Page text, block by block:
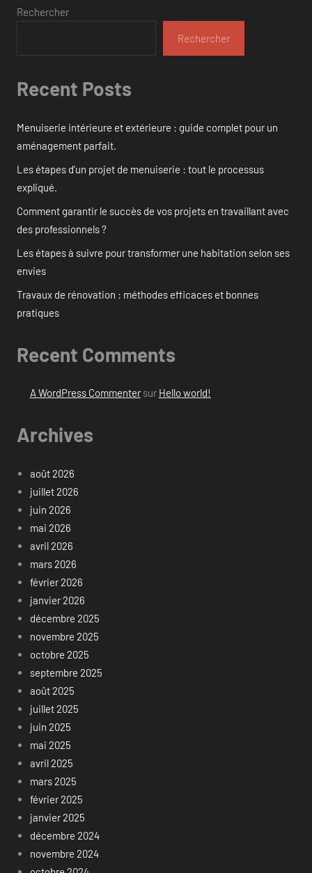
Rechercher
Rechercher
Recent Posts
Menuiserie intérieure et extérieure : guide complet pour un
aménagement parfait.
Les étapes d’un projet de menuiserie : tout le processus
expliqué.
Comment garantir le succès de vos projets en travaillant avec
des professionnels ?
Les étapes à suivre pour transformer une habitation selon ses
envies
Travaux de rénovation : méthodes efficaces et bonnes
pratiques
Recent Comments
A WordPress Commentersur Hello world!
Archives
août 2026
juillet 2026
juin 2026
mai 2026
avril 2026
mars 2026
février 2026
janvier 2026
décembre 2025
novembre 2025
octobre 2025
septembre 2025
août 2025
juillet 2025
juin 2025
mai 2025
avril 2025
mars 2025
février 2025
janvier 2025
décembre 2024
novembre 2024